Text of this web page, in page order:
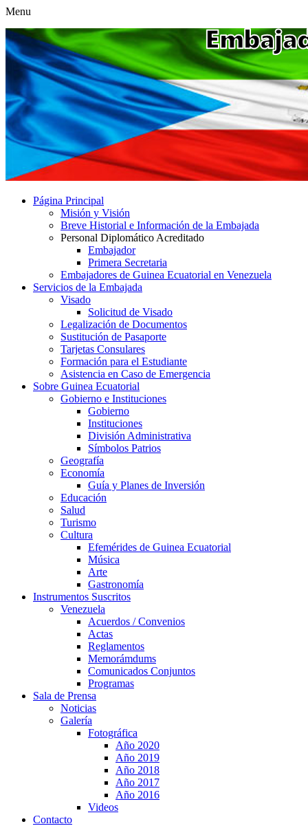
Menu
Página Principal
Misión y Visión
Breve Historial e Información de la Embajada
Personal Diplomático Acreditado
Embajador
Primera Secretaria
Embajadores de Guinea Ecuatorial en Venezuela
Servicios de la Embajada
Visado
Solicitud de Visado
Legalización de Documentos
Sustitución de Pasaporte
Tarjetas Consulares
Formación para el Estudiante
Asistencia en Caso de Emergencia
Sobre Guinea Ecuatorial
Gobierno e Instituciones
Gobierno
Instituciones
División Administrativa
Símbolos Patrios
Geografía
Economía
Guía y Planes de Inversión
Educación
Salud
Turismo
Cultura
Efemérides de Guinea Ecuatorial
Música
Arte
Gastronomía
Instrumentos Suscritos
Venezuela
Acuerdos / Convenios
Actas
Reglamentos
Memorámdums
Comunicados Conjuntos
Programas
Sala de Prensa
Noticias
Galería
Fotográfica
Año 2020
Año 2019
Año 2018
Año 2017
Año 2016
Videos
Contacto